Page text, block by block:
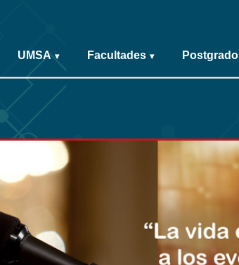
UMSA ▾ Facultades ▾ Postgrado